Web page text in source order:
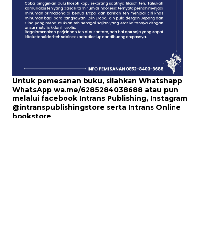
Untuk pemesanan buku, silahkan Whatshapp
WhatsApp wa.me/6285284038688 atau pun
melalui facebook Intrans Publishing, Instagram
@intranspublishingstore serta Intrans Online
bookstore